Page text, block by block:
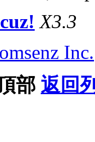
X3.3
Inc.
部 返回